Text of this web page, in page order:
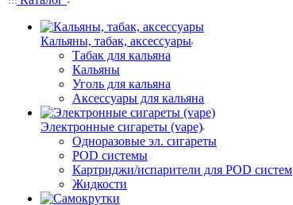
Кальяны, табак, аксессуары
Табак для кальяна
Кальяны
Уголь для кальяна
Аксессуары для кальяна
Электронные сигареты (vape)
Одноразовые эл. сигареты
POD системы
Картриджи/испарители для POD систем
Жидкости